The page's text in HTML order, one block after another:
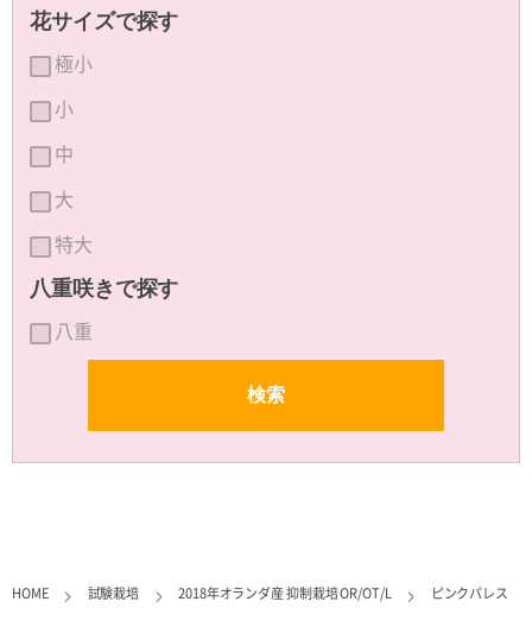
花サイズで探す
極小
小
中
大
特大
八重咲きで探す
八重
HOME 試験栽培 2018年オランダ産 抑制栽培 OR/OT/L ピンクパレス